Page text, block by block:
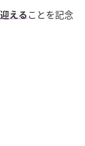
える ことを記念